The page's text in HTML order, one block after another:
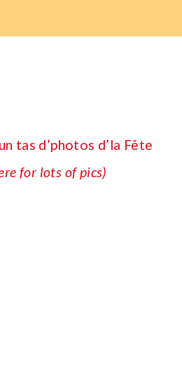
tas d’photos d’la Fête
for lots of pics)